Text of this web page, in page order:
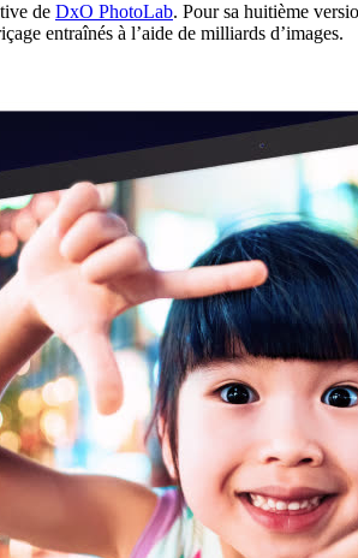
de DxO PhotoLab. Pour sa huitième
entraînés à l’aide de milliards d’images.